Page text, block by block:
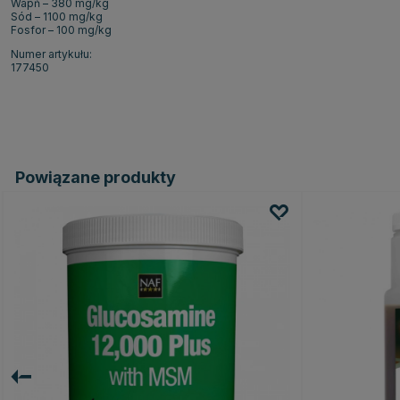
Wapń – 380 mg/kg
Sód – 1100 mg/kg
Fosfor – 100 mg/kg
Numer artykułu:
177450
Powiązane produkty